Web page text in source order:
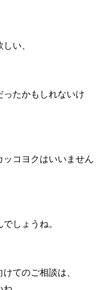
い、
たかもしれないけ
コヨクはいいません
しょうね。
てのご相談は、